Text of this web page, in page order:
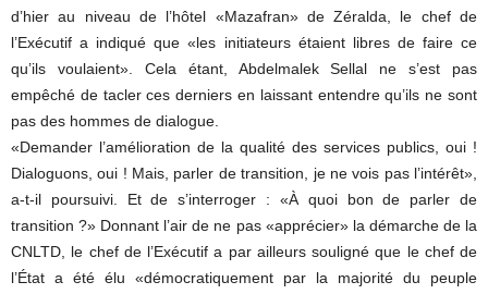
d’hier au niveau de l’hôtel «Mazafran» de Zéralda, le chef de
l’Exécutif a indiqué que «les initiateurs étaient libres de faire ce
qu’ils voulaient». Cela étant, Abdelmalek Sellal ne s’est pas
empêché de tacler ces derniers en laissant entendre qu’ils ne sont
pas des hommes de dialogue.
«Demander l’amélioration de la qualité des services publics, oui !
Dialoguons, oui ! Mais, parler de transition, je ne vois pas l’intérêt»,
a-t-il poursuivi. Et de s’interroger : «À quoi bon de parler de
transition ?» Donnant l’air de ne pas «apprécier» la démarche de la
CNLTD, le chef de l’Exécutif a par ailleurs souligné que le chef de
l’État a été élu «démocratiquement par la majorité du peuple